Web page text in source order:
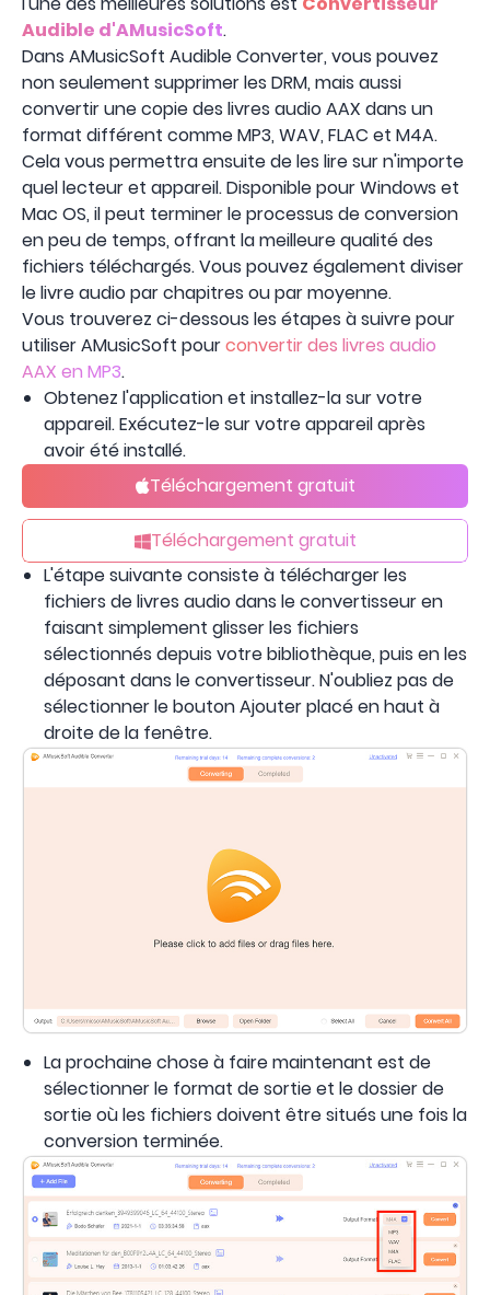
Audible d'AMusicSoft.
Dans AMusicSoft Audible Converter, vous pouvez
non seulement supprimer les DRM, mais aussi
convertir une copie des livres audio AAX dans un
format différent comme MP3, WAV, FLAC et M4A.
Cela vous permettra ensuite de les lire sur n'importe
quel lecteur et appareil. Disponible pour Windows et
Mac OS, il peut terminer le processus de conversion
en peu de temps, offrant la meilleure qualité des
fichiers téléchargés. Vous pouvez également diviser
le livre audio par chapitres ou par moyenne.
Vous trouverez ci-dessous les étapes à suivre pour
utiliser AMusicSoft pourconvertir des livres audio
AAX en MP3.
Obtenez l'application et installez-la sur votre
appareil. Exécutez-le sur votre appareil après
avoir été installé.
Téléchargement gratuit
Téléchargement gratuit
L'étape suivante consiste à télécharger les
fichiers de livres audio dans le convertisseur en
faisant simplement glisser les fichiers
sélectionnés depuis votre bibliothèque, puis en les
déposant dans le convertisseur. N'oubliez pas de
sélectionner le bouton Ajouter placé en haut à
droite de la fenêtre.
La prochaine chose à faire maintenant est de
sélectionner le format de sortie et le dossier de
sortie où les fichiers doivent être situés une fois la
conversion terminée.